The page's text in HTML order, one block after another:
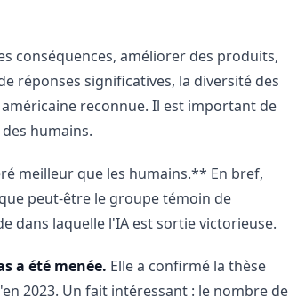
conséquences, améliorer des produits,
réponses significatives, la diversité des
reconnue. Il est important de
humains.
meilleur que les humains.** En bref,
peut-être le groupe témoin de
dans laquelle l'IA est sortie victorieuse.
a été menée. Elle a confirmé la thèse
2023. Un fait intéressant : le nombre de